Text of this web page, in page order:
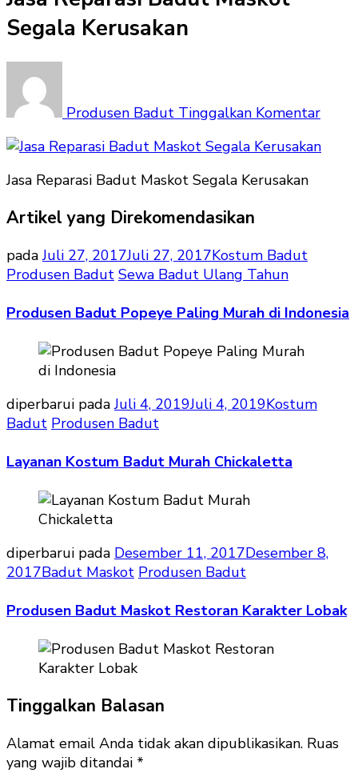
Segala Kerusakan
Produsen Badut Tinggalkan Komentar
Jasa Reparasi Badut Maskot Segala Kerusakan
Artikel yang Direkomendasikan
padaJuli 27, 2017Juli 27, 2017Kostum Badut
Produsen Badut Sewa Badut Ulang Tahun
Produsen Badut Popeye Paling Murah di Indonesia
diperbarui padaJuli 4, 2019Juli 4, 2019Kostum
Badut Produsen Badut
Layanan Kostum Badut Murah Chickaletta
diperbarui pada Desember 11, 2017Desember 8,
2017Badut Maskot Produsen Badut
Produsen Badut Maskot Restoran Karakter Lobak
Tinggalkan Balasan
Alamat email Anda tidak akan dipublikasikan. Ruas
yang wajib ditandai *